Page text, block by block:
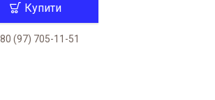
Купити
(97) 705-11-51